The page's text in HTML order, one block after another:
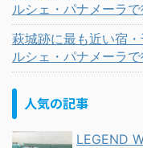
ルシェ・パナメーラ
萩城跡に最も近い宿
ルシェ・パナメーラ
人気の記事
LEGEND